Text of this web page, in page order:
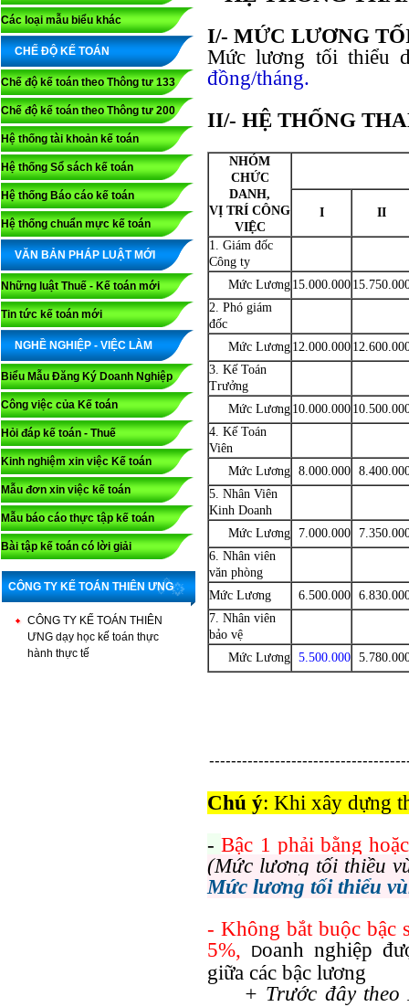
Các loại mẫu biểu khác
CHẾ ĐỘ KẾ TOÁN
Chế độ kế toán theo Thông tư 133
Chế độ kế toán theo Thông tư 200
Hệ thống tài khoản kế toán
Hệ thống Sổ sách kế toán
Hệ thống Báo cáo kế toán
Hệ thống chuẩn mực kế toán
VĂN BẢN PHÁP LUẬT MỚI
Những luật Thuế - Kế toán mới
Tin tức kế toán mới
NGHỀ NGHIỆP - VIỆC LÀM
Biểu Mẫu Đăng Ký Doanh Nghiệp
Công việc của Kế toán
Hỏi đáp kế toán - Thuế
Kinh nghiệm xin việc Kế toán
Mẫu đơn xin việc kế toán
Mẫu báo cáo thực tập kế toán
Bài tập kế toán có lời giải
CÔNG TY KẾ TOÁN THIÊN ƯNG
CÔNG TY KẾ TOÁN THIÊN
ƯNG dạy học kế toán thực
hành thực tế
I/- MỨC LƯƠNG
Mức lương tối thiểu
đồng/tháng.
II/- HỆ THỐNG
NHÓM
CHỨC
DANH,
VỊ TRÍ CÔNG
VIỆC
I II
1. Giám đốc
Công ty
Mức Lương 15.000.000
2. Phó giám
đốc
Mức Lương 12.000.000
3. Kế Toán
Trưởng
Mức Lương 10.000.000
4. Kế Toán
Viên
Mức Lương 8.000.000
5. Nhân Viên
Kinh Doanh
Mức Lương
7.000.000
6. Nhân viên
văn phòng
Mức Lương
6.500.000
7. Nhân viên
bảo vệ
Mức Lương 5.500.000
Chú ý: Khi xây dựng
-Bậc 1 phải bằng
(Mức lương tối thiều
Mức lương tối thiểu
- Không bắt buộc bậc
5%,
Doanh nghiệp
giữa các bậc lương
+ Trước đây theo